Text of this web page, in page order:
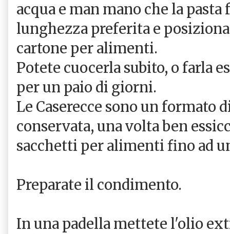
acqua e man mano che la
lunghezza preferita e
cartone per alimenti.
Potete cuocerla subito, o farla
per un paio di giorni.
Le Caserecce sono un formato
conservata, una volta ben
sacchetti per alimenti fino ad
Preparate il condimento.
In una padella mettete l'olio